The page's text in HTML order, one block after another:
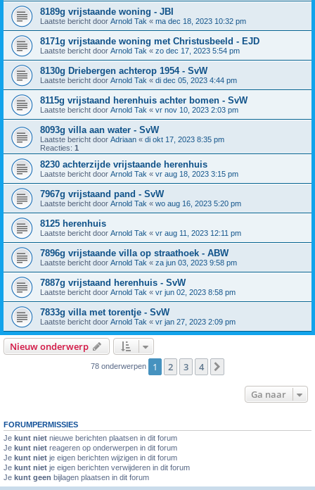
8189g vrijstaande woning - JBI
Laatste bericht door Arnold Tak « ma dec 18, 2023 10:32 pm
8171g vrijstaande woning met Christusbeeld - EJD
Laatste bericht door Arnold Tak « zo dec 17, 2023 5:54 pm
8130g Driebergen achterop 1954 - SvW
Laatste bericht door Arnold Tak « di dec 05, 2023 4:44 pm
8115g vrijstaand herenhuis achter bomen - SvW
Laatste bericht door Arnold Tak « vr nov 10, 2023 2:03 pm
8093g villa aan water - SvW
Laatste bericht door Adriaan « di okt 17, 2023 8:35 pm
Reacties: 1
8230 achterzijde vrijstaande herenhuis
Laatste bericht door Arnold Tak « vr aug 18, 2023 3:15 pm
7967g vrijstaand pand - SvW
Laatste bericht door Arnold Tak « wo aug 16, 2023 5:20 pm
8125 herenhuis
Laatste bericht door Arnold Tak « vr aug 11, 2023 12:11 pm
7896g vrijstaande villa op straathoek - ABW
Laatste bericht door Arnold Tak « za jun 03, 2023 9:58 pm
7887g vrijstaand herenhuis - SvW
Laatste bericht door Arnold Tak « vr jun 02, 2023 8:58 pm
7833g villa met torentje - SvW
Laatste bericht door Arnold Tak « vr jan 27, 2023 2:09 pm
Nieuw onderwerp
78 onderwerpen 1 2 3 4
Ga naar
FORUMPERMISSIES
Je kunt niet nieuwe berichten plaatsen in dit forum
Je kunt niet reageren op onderwerpen in dit forum
Je kunt niet je eigen berichten wijzigen in dit forum
Je kunt niet je eigen berichten verwijderen in dit forum
Je kunt geen bijlagen plaatsen in dit forum